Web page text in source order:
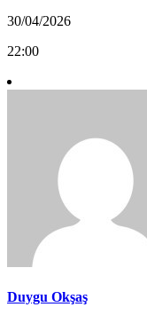
30/04/2026
22:00
Duygu Okşaş